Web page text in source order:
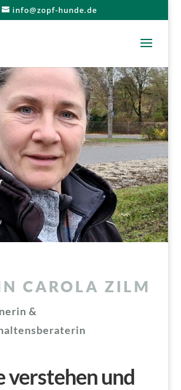
info@zopf-hunde.de
CAROLA ZILM
&
verstehen und